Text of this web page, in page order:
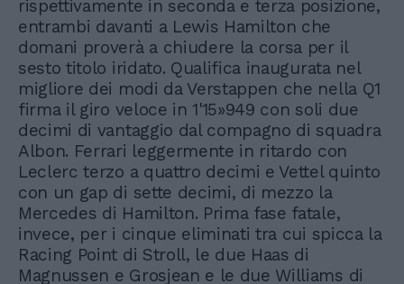
rispettivamente in seconda e terza posizione,
entrambi davanti a Lewis Hamilton che
domani proverà a chiudere la corsa per il
sesto titolo iridato. Qualifica inaugurata nel
migliore dei modi da Verstappen che nella Q1
firma il giro veloce in 1'15»949 con soli due
decimi di vantaggio dal compagno di squadra
Albon. Ferrari leggermente in ritardo con
Leclerc terzo a quattro decimi e Vettel quinto
con un gap di sette decimi, di mezzo la
Mercedes di Hamilton. Prima fase fatale,
invece, per i cinque eliminati tra cui spicca la
Racing Point di Stroll, le due Haas di
Magnussen e Grosjean e le due Williams di